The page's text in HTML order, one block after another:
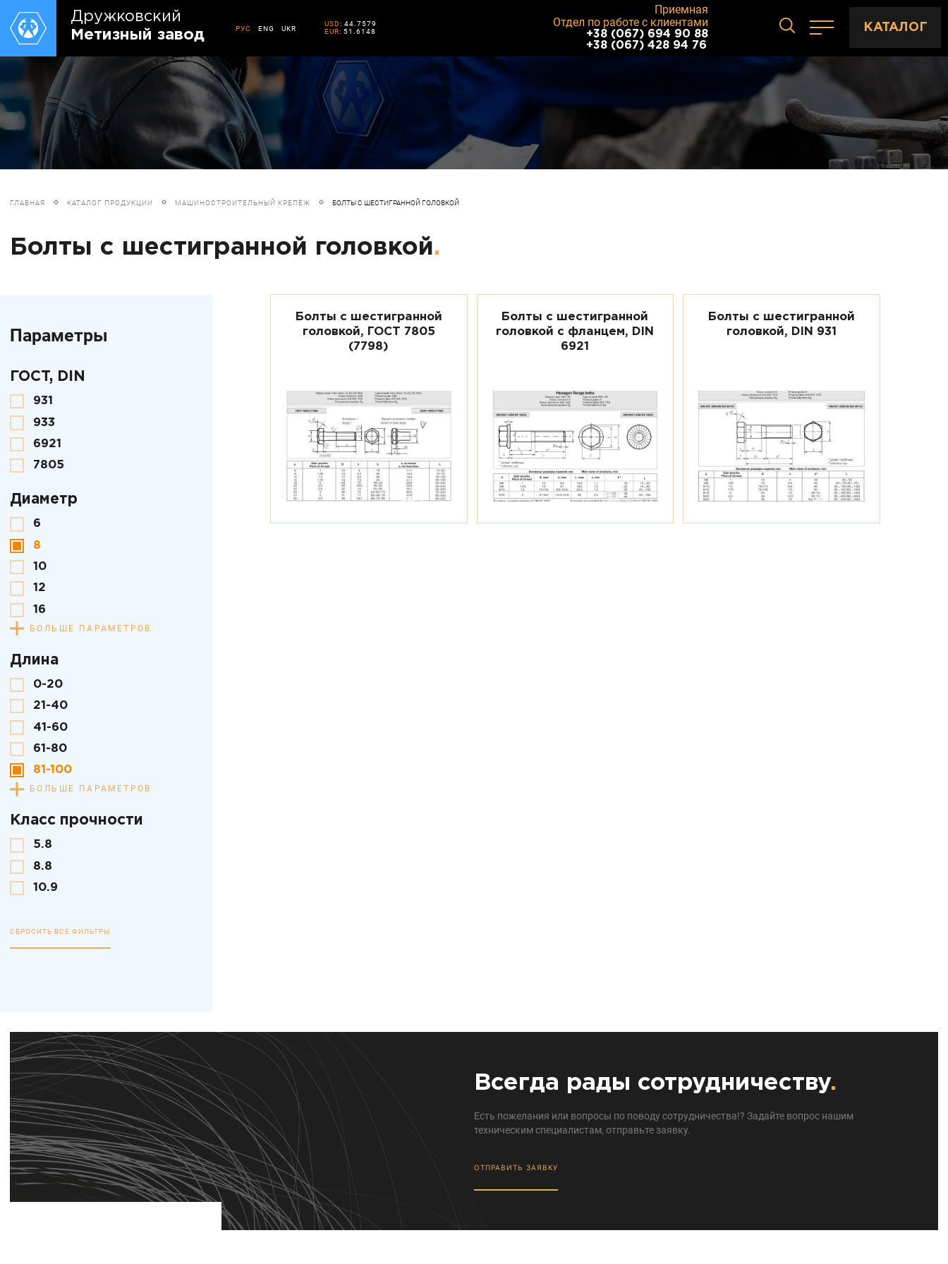
Дружковский
Метизный завод
РУС ENG UKR
USD: 44.7579
EUR: 51.6148
Приемная
Отдел по работе с клиентами
+38 (067) 694 90 88
+38 (067) 428 94 76
КАТАЛОГ
ГЛАВНАЯ КАТАЛОГ ПРОДУКЦИИ МАШИНОСТРОИТЕЛЬНЫЙ КРЕПЁЖ БОЛТЫ С ШЕСТИГРАННОЙ ГОЛОВКОЙ
Болты с шестигранной головкой.
Параметры
ГОСТ, DIN
931
933
6921
7805
Диаметр
6
8
10
12
16
БОЛЬШЕ ПАРАМЕТРОВ
Длина
0-20
21-40
41-60
61-80
81-100
БОЛЬШЕ ПАРАМЕТРОВ
Класс прочности
5.8
8.8
10.9
СБРОСИТЬ ВСЕ ФИЛЬТРЫ
Болты с шестигранной
головкой, ГОСТ 7805
(7798)
Болты с шестигранной
головкой с фланцем, DIN
6921
Болты с шестигранной
головкой, DIN 931
Всегда рады сотрудничеству.
Есть пожелания или вопросы по поводу сотрудничества!? Задайте вопрос нашим
техническим специалистам, отправьте заявку.
ОТПРАВИТЬ ЗАЯВКУ